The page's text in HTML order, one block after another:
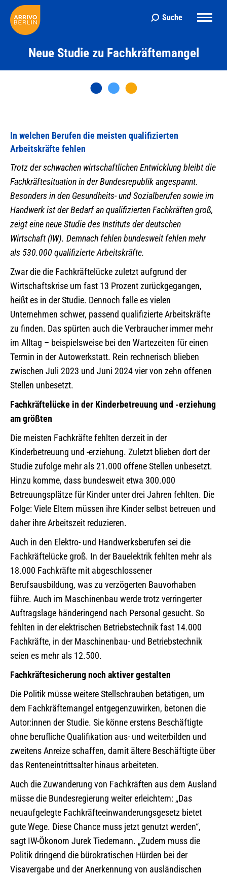
Search:
Suche
Neue Studie zu Fachkräftemangel
In welchen Berufen die meisten qualifizierten
Arbeitskräfte fehlen
Trotz der schwachen wirtschaftlichen Entwicklung bleibt die
Fachkräftesituation in der Bundesrepublik angespannt.
Besonders in den Gesundheits- und Sozialberufen sowie im
Handwerk ist der Bedarf an qualifizierten Fachkräften groß,
zeigt eine neue Studie des Instituts der deutschen
Wirtschaft (IW). Demnach fehlen bundesweit fehlen mehr
als 530.000 qualifizierte Arbeitskräfte.
Zwar die die Fachkräftelücke zuletzt aufgrund der
Wirtschaftskrise um fast 13 Prozent zurückgegangen,
heißt es in der Studie. Dennoch falle es vielen
Unternehmen schwer, passend qualifizierte Arbeitskräfte
zu finden. Das spürten auch die Verbraucher immer mehr
im Alltag – beispielsweise bei den Wartezeiten für einen
Termin in der Autowerkstatt. Rein rechnerisch blieben
zwischen Juli 2023 und Juni 2024 vier von zehn offenen
Stellen unbesetzt.
Fachkräftelücke in der Kinderbetreuung und -erziehung
am größten
Die meisten Fachkräfte fehlten derzeit in der
Kinderbetreuung und -erziehung. Zuletzt blieben dort der
Studie zufolge mehr als 21.000 offene Stellen unbesetzt.
Hinzu komme, dass bundesweit etwa 300.000
Betreuungsplätze für Kinder unter drei Jahren fehlten. Die
Folge: Viele Eltern müssen ihre Kinder selbst betreuen und
daher ihre Arbeitszeit reduzieren.
Auch in den Elektro- und Handwerksberufen sei die
Fachkräftelücke groß. In der Bauelektrik fehlten mehr als
18.000 Fachkräfte mit abgeschlossener
Berufsausbildung, was zu verzögerten Bauvorhaben
führe. Auch im Maschinenbau werde trotz verringerter
Auftragslage händeringend nach Personal gesucht. So
fehlten in der elektrischen Betriebstechnik fast 14.000
Fachkräfte, in der Maschinenbau- und Betriebstechnik
seien es mehr als 12.500.
Fachkräftesicherung noch aktiver gestalten
Die Politik müsse weitere Stellschrauben betätigen, um
dem Fachkräftemangel entgegenzuwirken, betonen die
Autor:innen der Studie. Sie könne erstens Beschäftigte
ohne berufliche Qualifikation aus- und weiterbilden und
zweitens Anreize schaffen, damit ältere Beschäftigte über
das Renteneintrittsalter hinaus arbeiteten.
Auch die Zuwanderung von Fachkräften aus dem Ausland
müsse die Bundesregierung weiter erleichtern: „Das
neuaufgelegte Fachkräfteeinwanderungsgesetz bietet
gute Wege. Diese Chance muss jetzt genutzt werden“,
sagt IW-Ökonom Jurek Tiedemann. „Zudem muss die
Politik dringend die bürokratischen Hürden bei der
Visavergabe und der Anerkennung von ausländischen